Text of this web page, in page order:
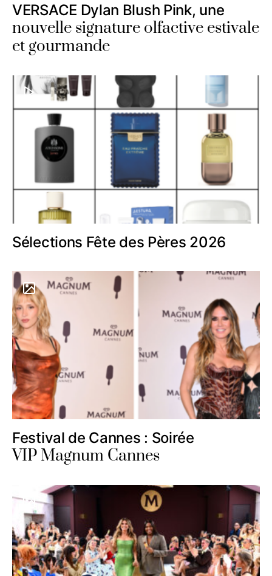
VERSACE Dylan Blush Pink, une
nouvelle signature olfactive estivale
et gourmande
Sélections Fête des Pères 2026
Festival de Cannes : Soirée
VIP Magnum Cannes